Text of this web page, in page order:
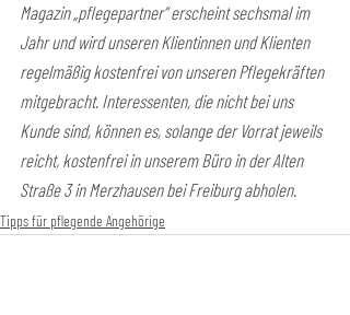
Magazin „pflegepartner“ erscheint sechsmal im
Jahr und wird unseren Klientinnen und Klienten
regelmäßig kostenfrei von unseren Pflegekräften
mitgebracht. Interessenten, die nicht bei uns
Kunde sind, können es, solange der Vorrat jeweils
reicht, kostenfrei in unserem Büro in der Alten
Straße 3 in Merzhausen bei Freiburg abholen.
Tipps für pflegende Angehörige